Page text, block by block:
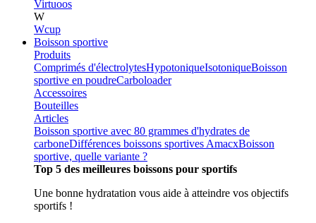
Virtuoos
W
Wcup
Boisson sportive
Produits
Comprimés d'électrolytesHypotoniqueIsotoniqueBoisson
sportive en poudreCarboloader
Accessoires
Bouteilles
Articles
Boisson sportive avec 80 grammes d'hydrates de
carboneDifférences boissons sportives AmacxBoisson
sportive, quelle variante ?
Top 5 des meilleures boissons pour sportifs
Une bonne hydratation vous aide à atteindre vos objectifs
sportifs !